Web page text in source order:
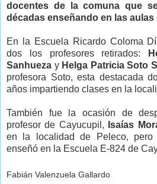
docentes de la comuna que
décadas enseñando en las aulas
En la Escuela Ricardo Coloma
dos los profesores retirados:
Sanhueza y Helga Patricia Soto
profesora Soto, esta destacada
años impartiendo clases en la
También fue la ocasión de
profesor de Cayucupil,
Isaías
en la localidad de Peleco,
enseñó en la Escuela E-824 de
Fabián Valenzuela Gallardo